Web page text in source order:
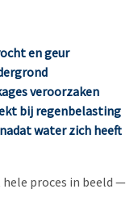
en geur
veroorzaken
bij regenbelasting
water zich heeft
proces in beeld —